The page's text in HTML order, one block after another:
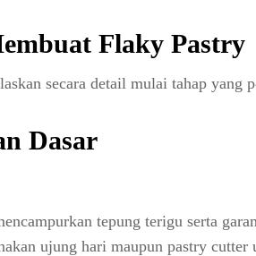
Flaky Pastry
secara detail mulai tahap yang
Dasar
tepung terigu serta
ujung hari maupun pastry